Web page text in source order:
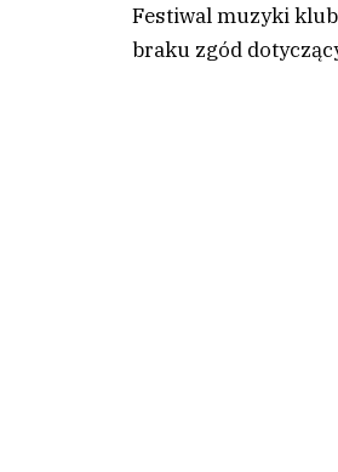
Festiwal muzyki
braku zgód